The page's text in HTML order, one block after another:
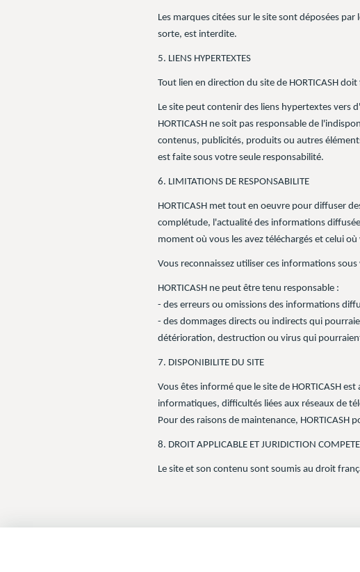
Les marques citées sur le site sont déposées
sorte, est interdite.
5. LIENS HYPERTEXTES
Tout lien en direction du site de HORTICASH
Le site peut contenir des liens hypertextes vers
HORTICASH ne soit pas responsable de
contenus, publicités, produits ou autres
est faite sous votre seule responsabilité.
6. LIMITATIONS DE RESPONSABILITE
HORTICASH met tout en oeuvre pour diffuser
complétude, l'actualité des informations
moment où vous les avez téléchargés et celui
Vous reconnaissez utiliser ces informations
HORTICASH ne peut être tenu responsable :
- des erreurs ou omissions des informations
- des dommages directs ou indirects qui
détérioration, destruction ou virus qui
7. DISPONIBILITE DU SITE
Vous êtes informé que le site de HORTICASH
informatiques, difficultés liées aux réseaux de
Pour des raisons de maintenance, HORTICASH
8. DROIT APPLICABLE ET JURIDICTION
Le site et son contenu sont soumis au droit